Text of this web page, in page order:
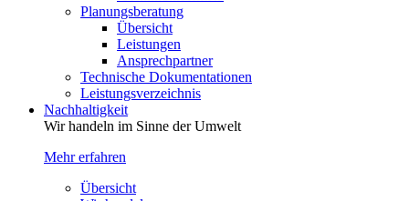
Planungsberatung
Übersicht
Leistungen
Ansprechpartner
Technische Dokumentationen
Leistungsverzeichnis
Nachhaltigkeit
Wir handeln im Sinne der Umwelt
Mehr erfahren
Übersicht